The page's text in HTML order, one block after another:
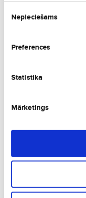
izvēle
Nepieciešams
Preferences
Statistika
Mārketings
Lielbritānija